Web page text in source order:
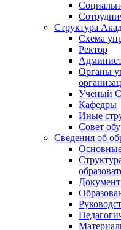
Структура
Схема
Ректор
Органы
Ученый
Кафедры
Иные
Совет
Сведения об